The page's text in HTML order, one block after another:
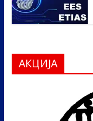
АКЦИЈА